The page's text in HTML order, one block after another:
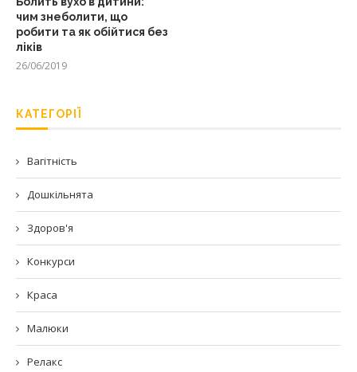
чим знеболити, що
робити та як обійтися без
ліків
26/06/2019
КАТЕГОРІЇ
Вагітність
Дошкільнята
Здоров'я
Конкурси
Краса
Малюки
Релакс